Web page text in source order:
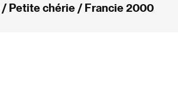
/ Petite chérie / Francie 2000